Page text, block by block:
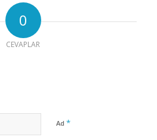
0
CEVAPLAR
Ad *